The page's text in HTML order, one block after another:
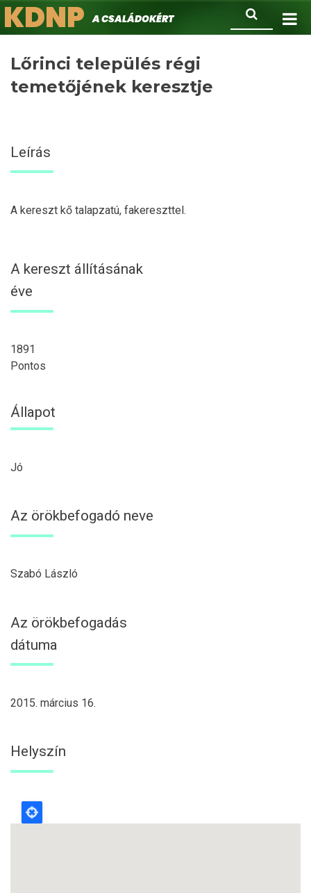
Ugrás
a
Keresés
KDNPA családokért.
Lőrinci település régi
temetőjének keresztje
Leírás
A kereszt kő talapzatú, fakereszttel.
A kereszt állításának
éve
1891
Pontos
Állapot
Jó
Az örökbefogadó neve
Szabó László
Az örökbefogadás
dátuma
2015. március 16.
Helyszín